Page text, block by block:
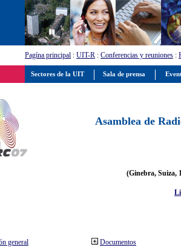
Pagína principal : UIT-R : Conferencias y reuniones :
Asamblea de
(Ginebra, Suiza,
general Documentos
Sectores de la UIT Sala de prensa